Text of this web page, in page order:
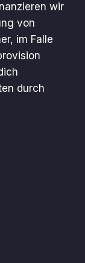
wir
von
im Falle
durch